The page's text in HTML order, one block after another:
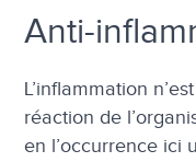
Anti-
L’inflammation
réaction de
en l’occurrence ici